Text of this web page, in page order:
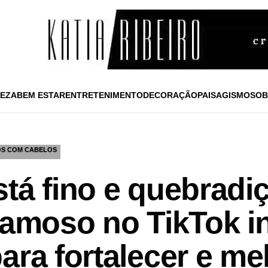
BEM ESTARENTRETENIMENTODECORAÇÃOPAISAGISMO
COM CABELOS
fino e
no TikTok
fortalecer e